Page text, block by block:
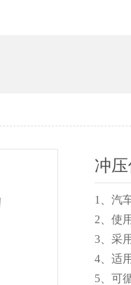
冲
1
2、
3、
4、
5、